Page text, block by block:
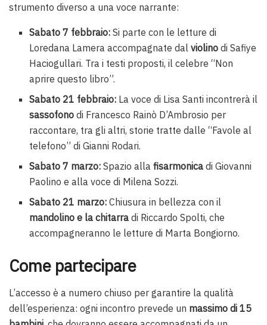
strumento diverso a una voce narrante:
Sabato 7 febbraio: Si parte con le letture di
Loredana Lamera accompagnate dalviolino di Safiye
Haciogullari. Tra i testi proposti, il celebre “Non
aprire questo libro”.
Sabato 21 febbraio: La voce di Lisa Santi incontrerà il
sassofono di Francesco Rainò D’Ambrosio per
raccontare, tra gli altri, storie tratte dalle “Favole al
telefono” di Gianni Rodari.
Sabato 7 marzo: Spazio allafisarmonica di Giovanni
Paolino e alla voce di Milena Sozzi.
Sabato 21 marzo: Chiusura in bellezza con il
mandolino e la chitarra di Riccardo Spolti, che
accompagneranno le letture di Marta Bongiorno.
Come partecipare
L’accesso è a numero chiuso per garantire la qualità
dell’esperienza: ogni incontro prevede un massimo di 15